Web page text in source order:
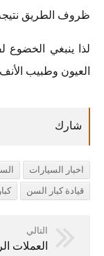
ظروف الطريق نتيجة
لذا ينبغي
العيون وطبيب
اخبار السيارات
قيادة كبار السن
التالي